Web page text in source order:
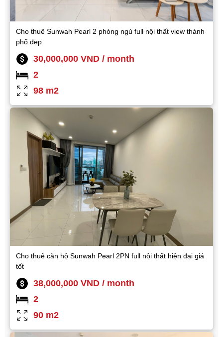
Cho thuê Sunwah Pearl 2 phòng ngủ full nội thất view thành
phố đẹp
30,000,000 VND / month
2
98 m2
Cho thuê căn hộ Sunwah Pearl 2PN full nội thất hiện đại giá
tốt
38,000,000 VND / month
2
90 m2